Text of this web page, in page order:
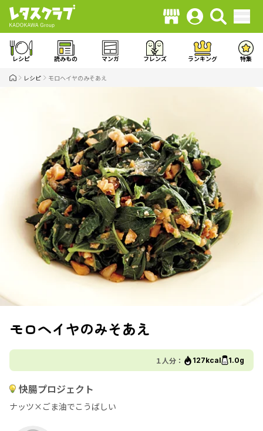
レシピ 読みもの マンガ フレンズ ランキング 特集
レシピ モロヘイヤのみそあえ
モロヘイヤのみそあえ
１人分： 127kcal 1.0g
快腸プロジェクト
ナッツ×ごま油でこうばしい